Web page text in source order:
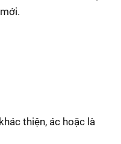
thiện, ác hoặc là